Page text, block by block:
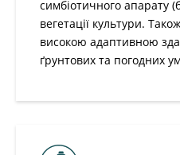
симбіотичного апарату
вегетації культури.
високою адаптивною
ґрунтових та погодних